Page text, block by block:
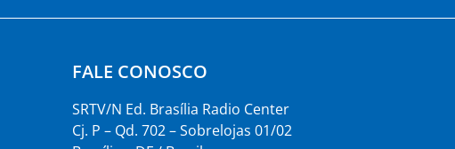
FALE CONOSCO
SRTV/N Ed. Brasília Radio Center
Cj. P – Qd. 702 – Sobrelojas 01/02